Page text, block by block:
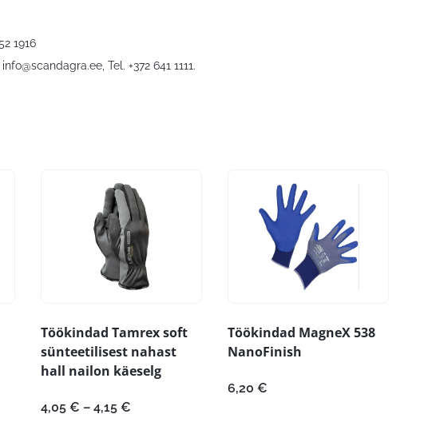
1916
info@scandagra.ee , Tel. +372 641 1111.
Töökindad Tamrex soft
sünteetilisest nahast
hall nailon käeselg
4,05 € – 4,15 €
Töökindad MagneX 538
NanoFinish
6,20 €